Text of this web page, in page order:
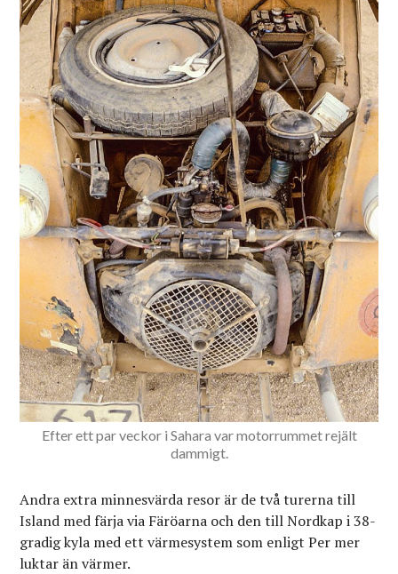
Efter ett par veckor i Sahara var motorrummet rejält
dammigt.
Andra extra minnesvärda resor är de två turerna till
Island med färja via Färöarna och den till Nordkap i 38-
gradig kyla med ett värmesystem som enligt Per mer
luktar än värmer.